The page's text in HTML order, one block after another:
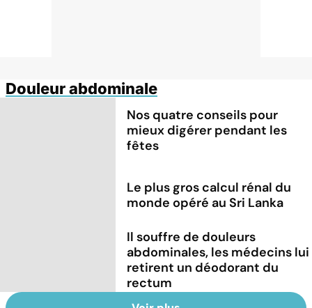
Douleur abdominale
Nos quatre conseils pour
mieux digérer pendant les
fêtes
Le plus gros calcul rénal du
monde opéré au Sri Lanka
Il souffre de douleurs
abdominales, les médecins lui
retirent un déodorant du
rectum